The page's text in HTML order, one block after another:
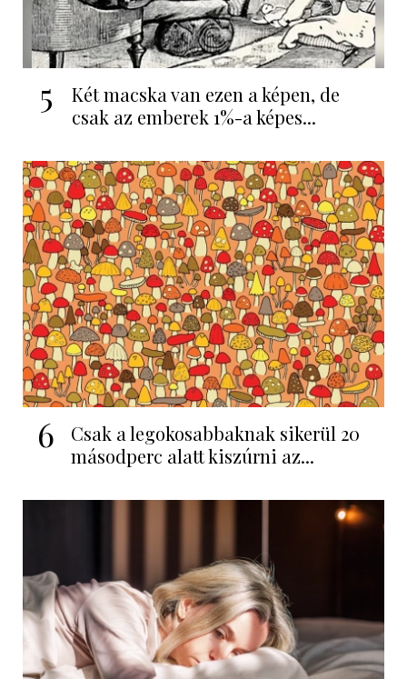
5
Két macska van ezen a képen, de
csak az emberek 1%-a képes...
6
Csak a legokosabbaknak sikerül 20
másodperc alatt kiszúrni az...